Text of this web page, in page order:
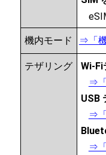
機内モード ⇒「
テザリング
Wi-Fi
⇒
USB
⇒
⇒